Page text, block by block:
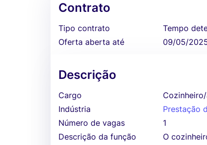
Contrato
Tipo contrato
Tempo
Oferta aberta até
09/05/
Descrição
Cargo
Indústria
Prestação
Número de vagas
1
Descrição da função
O